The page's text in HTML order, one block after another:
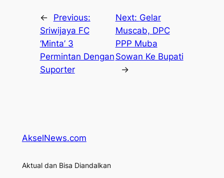
←
Previous:
Sriwijaya FC
‘Minta’ 3
Permintan Dengan
Suporter
Next: Gelar
Muscab, DPC
PPP Muba
Sowan Ke Bupati
→
AkselNews.com
Aktual dan Bisa Diandalkan